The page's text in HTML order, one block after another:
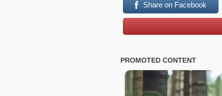
Share on Facebook